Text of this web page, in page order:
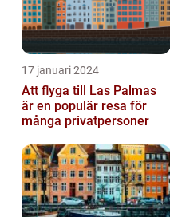
17 januari 2024
Att flyga till Las Palmas
är en populär resa för
många privatpersoner